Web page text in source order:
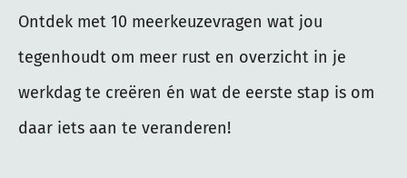
Ontdek met 10 meerkeuzevragen wat jou
tegenhoudt om meer rust en overzicht in je
werkdag te creëren én wat de eerste stap is om
daar iets aan te veranderen!